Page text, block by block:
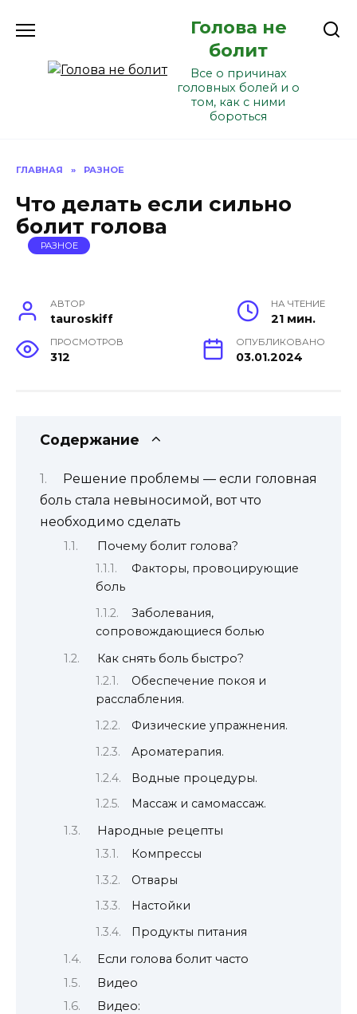
Голова не
болит
Все о причинах
головных болей и о
том, как с ними
бороться
ГЛАВНАЯ » РАЗНОЕ
Что делать если сильно
болит голова
РАЗНОЕ
АВТОР
tauroskiff
НА ЧТЕНИЕ
21 мин.
ПРОСМОТРОВ
312
ОПУБЛИКОВАНО
03.01.2024
Содержание
Решение проблемы — если головная
боль стала невыносимой, вот что
необходимо сделать
Почему болит голова?
Факторы, провоцирующие
боль
Заболевания,
сопровождающиеся болью
Как снять боль быстро?
Обеспечение покоя и
расслабления.
Физические упражнения.
Ароматерапия.
Водные процедуры.
Массаж и самомассаж.
Народные рецепты
Компрессы
Отвары
Настойки
Продукты питания
Если голова болит часто
Видео
Видео: